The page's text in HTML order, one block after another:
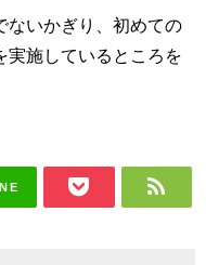
ないかぎり、初めての
実施しているところを